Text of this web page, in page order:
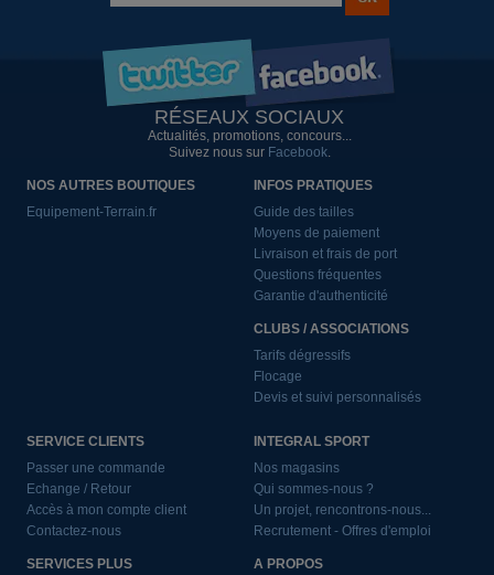
RÉSEAUX SOCIAUX
Actualités, promotions, concours...
Suivez nous sur Facebook.
NOS AUTRES BOUTIQUES
Equipement-Terrain.fr
INFOS PRATIQUES
Guide des tailles
Moyens de paiement
Livraison et frais de port
Questions fréquentes
Garantie d'authenticité
CLUBS / ASSOCIATIONS
Tarifs dégressifs
Flocage
Devis et suivi personnalisés
SERVICE CLIENTS
Passer une commande
Echange / Retour
Accès à mon compte client
Contactez-nous
SERVICES PLUS
INTEGRAL SPORT
Nos magasins
Qui sommes-nous ?
Un projet, rencontrons-nous...
Recrutement - Offres d'emploi
A PROPOS